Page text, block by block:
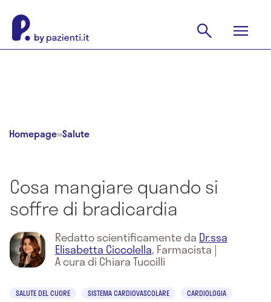
Homepage»Salute
Cosa mangiare quando si
soffre di bradicardia
Redatto scientificamente da Dr.ssa
Elisabetta Ciccolella, Farmacista |
A cura di Chiara Tuccilli
SALUTE DEL CUORE SISTEMA CARDIOVASCOLARE
CARDIOLOGIA